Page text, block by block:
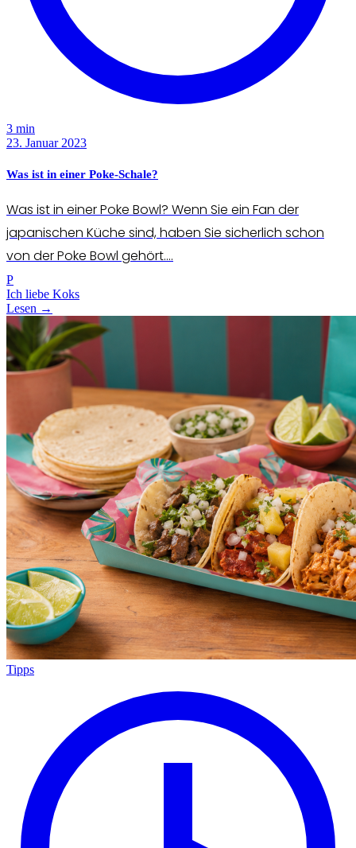
3 min
23. Januar 2023
Was ist in einer Poke-Schale?
Was ist in einer Poke Bowl? Wenn Sie ein Fan der
japanischen Küche sind, haben Sie sicherlich schon
von der Poke Bowl gehört....
P
Ich liebe Koks
Lesen →
Tipps